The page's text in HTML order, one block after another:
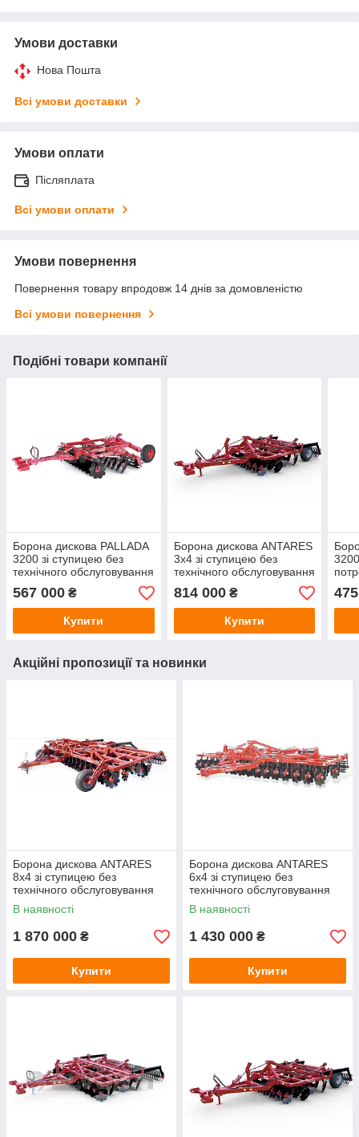
Умови доставки
Нова Пошта
Всі умови доставки
Умови оплати
Післяплата
Всі умови оплати
Умови повернення
Повернення товару впродовж 14 днів за домовленістю
Всі умови повернення
Подібні товари компанії
Борона дискова PALLADA
3200 зі ступицею без
технічного обслуговування
567 000 ₴
Купити
Борона дискова ANTARES
3x4 зі ступицею без
технічного обслуговування
814 000₴
Купити
Акційні пропозиції та новинки
Борона дискова ANTARES
8x4 зі ступицею без
технічного обслуговування
В наявності
1 870 000 ₴
Купити
Борона дискова ANTARES
6x4 зі ступицею без
технічного обслуговування
В наявності
1 430 000 ₴
Купити